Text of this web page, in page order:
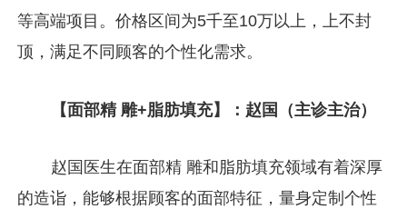
等高端项目。价格区间为5千至10万以上，上不封
顶，满足不同顾客的个性化需求。
【面部精 雕+脂肪填充】：赵国（主诊主治）
赵国医生在面部精 雕和脂肪填充领域有着深厚
的造诣，能够根据顾客的面部特征，量身定制个性